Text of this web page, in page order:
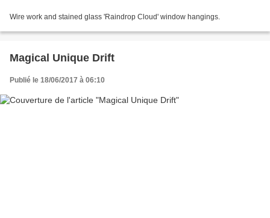
Wire work and stained glass 'Raindrop Cloud' window hangings.
Magical Unique Drift
Publié le 18/06/2017 à 06:10